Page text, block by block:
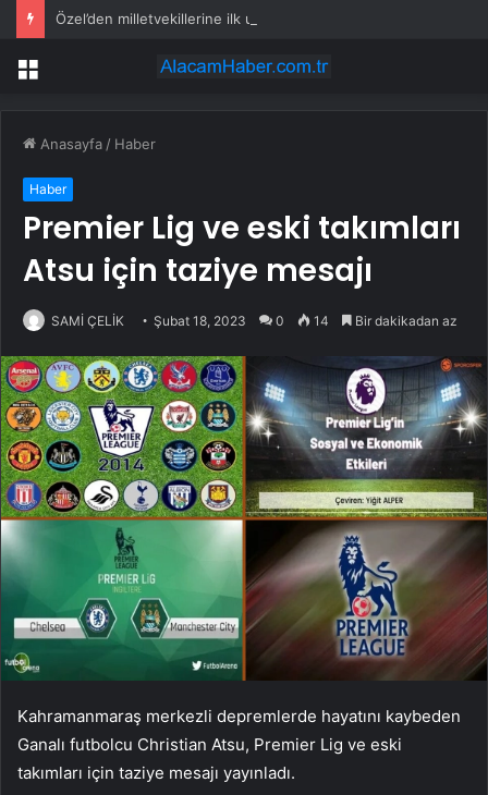
Menü
Anasayfa / Haber
Haber
Premier Lig ve eski takımları
Atsu için taziye mesajı
SAMİ ÇELİK Şubat 18, 2023 0 14 Bir dakikadan az
Kahramanmaraş merkezli depremlerde hayatını kaybeden
Ganalı futbolcu Christian Atsu, Premier Lig ve eski
takımları için taziye mesajı yayınladı.